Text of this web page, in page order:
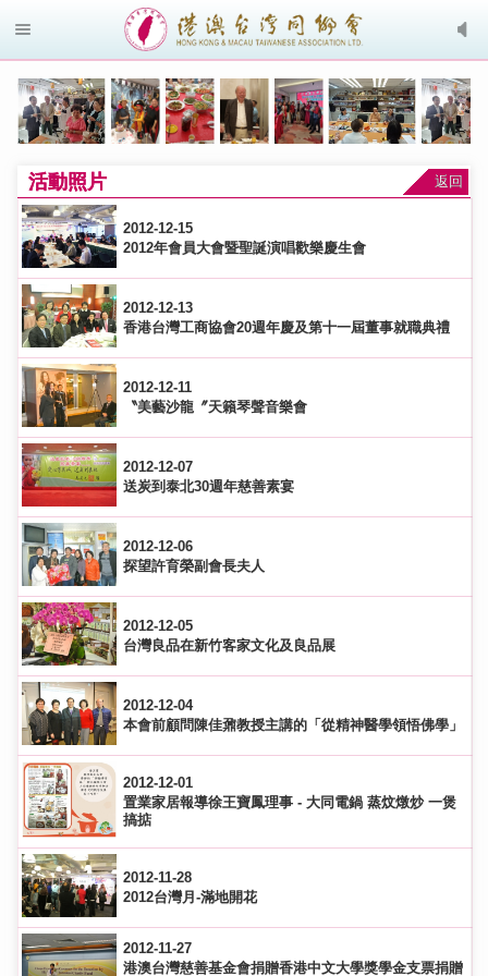
活動照片 返回
2012-12-15
2012年會員大會暨聖誕演唱歡樂慶生會
2012-12-13
香港台灣工商協會20週年慶及第十一屆董事就職典禮
2012-12-11
〝美藝沙龍〞天籟琴聲音樂會
2012-12-07
送炭到泰北30週年慈善素宴
2012-12-06
探望許育榮副會長夫人
2012-12-05
台灣良品在新竹客家文化及良品展
2012-12-04
本會前顧問陳佳鼐教授主講的「從精神醫學領悟佛學」
2012-12-01
置業家居報導徐王寶鳳理事 - 大同電鍋 蒸炆燉炒 一煲
搞掂
2012-11-28
2012台灣月-滿地開花
2012-11-27
港澳台灣慈善基金會捐贈香港中文大學獎學金支票捐贈